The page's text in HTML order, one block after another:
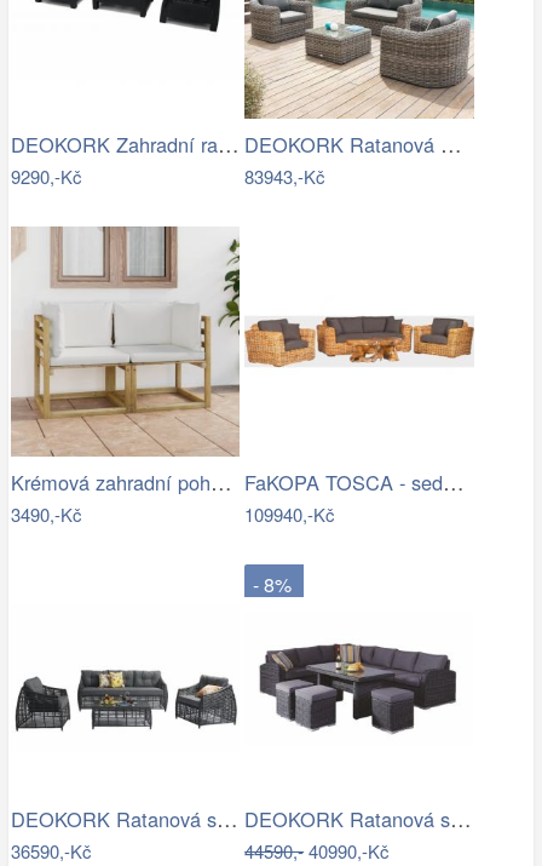
DEOKORK Zahradní ratanová sestava CORFU…
9290,-Kč
DEOKORK Ratanová modulová sestava…
83943,-Kč
Krémová zahradní pohovka MAJKEN
3490,-Kč
FaKOPA TOSCA - sedací souprava Lucy Mdum
109940,-Kč
DEOKORK Ratanová sestava CHARLOTTE …
36590,-Kč
- 8%
DEOKORK Ratanová sestava NAOMI antracit…
44590,-40990,-Kč